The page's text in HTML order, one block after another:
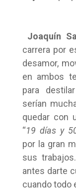
Joaquín
carrera por
desamor,
en ambos
para
serían
quedar con
“19 días y
por la gran
sus
antes darte
cuando todo